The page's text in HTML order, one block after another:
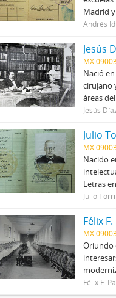
Madrid
Andrés
Jesús
MX
Nació
cirujano
áreas
Jesús
Julio
MX
Nacido
Letras
Julio Torri
Félix
MX
Oriundo
Félix F.